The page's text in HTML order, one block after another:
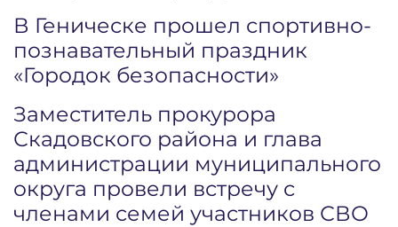
В Геническе прошел спортивно-
познавательный праздник
«Городок безопасности»
Заместитель прокурора
Скадовского района и глава
администрации муниципального
округа провели встречу с
членами семей участников СВО